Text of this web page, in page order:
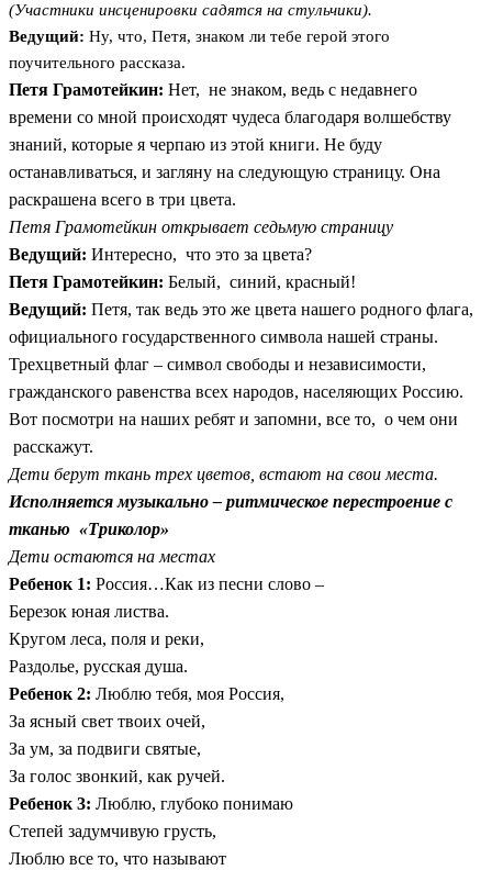
(Участники инсценировки садятся на стульчики).
Ведущий: Ну, что, Петя, знаком ли тебе герой этого
поучительного рассказа.
Петя Грамотейкин: Нет, не знаком, ведь с недавнего
времени со мной происходят чудеса благодаря волшебству
знаний, которые я черпаю из этой книги. Не буду
останавливаться, и загляну на следующую страницу. Она
раскрашена всего в три цвета.
Петя Грамотейкин открывает седьмую страницу
Ведущий: Интересно, что это за цвета?
Петя Грамотейкин: Белый, синий, красный!
Ведущий: Петя, так ведь это же цвета нашего родного флага,
официального государственного символа нашей страны.
Трехцветный флаг – символ свободы и независимости,
гражданского равенства всех народов, населяющих Россию.
Вот посмотри на наших ребят и запомни, все то, о чем они
расскажут.
Дети берут ткань трех цветов, встают на свои места.
Исполняется музыкально – ритмическое перестроение с
тканью «Триколор»
Дети остаются на местах
Ребенок 1: Россия…Как из песни слово –
Березок юная листва.
Кругом леса, поля и реки,
Раздолье, русская душа.
Ребенок 2: Люблю тебя, моя Россия,
За ясный свет твоих очей,
За ум, за подвиги святые,
За голос звонкий, как ручей.
Ребенок 3: Люблю, глубоко понимаю
Степей задумчивую грусть,
Люблю все то, что называют